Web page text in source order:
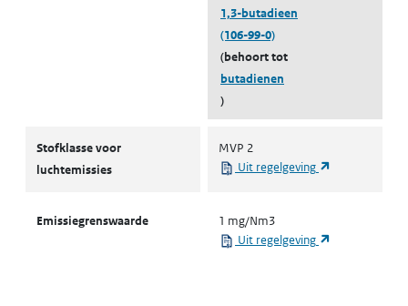
1,3-butadieen
(106-99-0)
(behoort tot
butadienen
)
Stofklasse voor
luchtemissies
MVP 2
Uit regelgeving
Emissiegrenswaarde
1 mg/Nm3
Uit regelgeving